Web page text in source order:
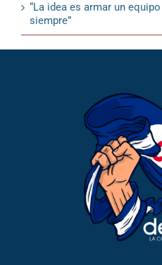
“La idea es armar un
siempre”